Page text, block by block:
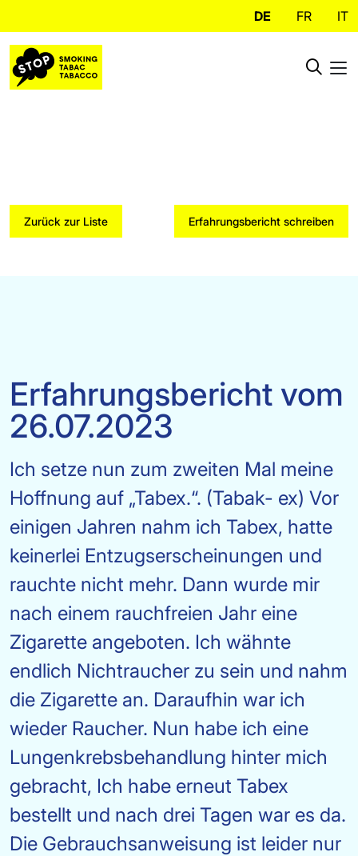
DE FR IT
Zurück zur Liste Erfahrungsbericht schreiben
Erfahrungsbericht vom
26.07.2023
Ich setze nun zum zweiten Mal meine
Hoffnung auf „Tabex.“. (Tabak- ex) Vor
einigen Jahren nahm ich Tabex, hatte
keinerlei Entzugserscheinungen und
rauchte nicht mehr. Dann wurde mir
nach einem rauchfreien Jahr eine
Zigarette angeboten. Ich wähnte
endlich Nichtraucher zu sein und nahm
die Zigarette an. Daraufhin war ich
wieder Raucher. Nun habe ich eine
Lungenkrebsbehandlung hinter mich
gebracht, Ich habe erneut Tabex
bestellt und nach drei Tagen war es da.
Die Gebrauchsanweisung ist leider nur